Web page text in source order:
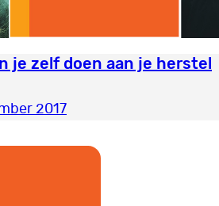
je zelf doen aan je herstel
2017